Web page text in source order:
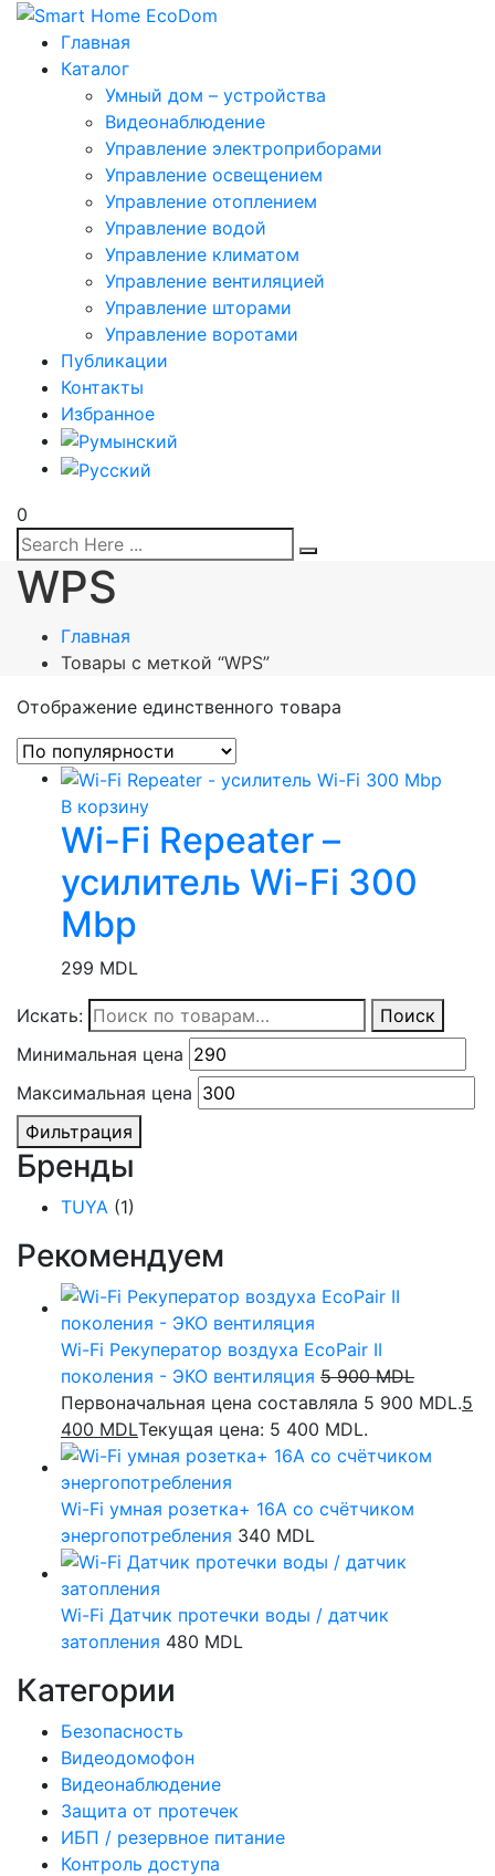
Главная
Каталог
Умный дом – устройства
Видеонаблюдение
Управление электроприборами
Управление освещением
Управление отоплением
Управление водой
Управление климатом
Управление вентиляцией
Управление шторами
Управление воротами
Публикации
Контакты
Избранное
0
WPS
Главная
Товары с меткой “WPS”
Отображение единственного товара
В корзину
Wi-Fi Repeater –
усилитель Wi-Fi 300
Mbp
299 MDL
Искать:
Поиск
Минимальная цена
Максимальная цена
Фильтрация
Бренды
TUYA (1)
Рекомендуем
Wi-Fi Рекуператор воздуха EcoPair II
поколения - ЭКО вентиляция 5 900MDL
Первоначальная цена составляла 5 900 MDL.5
400 MDLТекущая цена: 5 400 MDL.
Wi-Fi умная розетка+ 16А со счётчиком
энергопотребления 340 MDL
Wi-Fi Датчик протечки воды / датчик
затопления 480 MDL
Категории
Безопасность
Видеодомофон
Видеонаблюдение
Защита от протечек
ИБП / резервное питание
Контроль доступа